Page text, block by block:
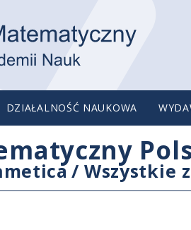
DZIAŁALNOŚĆ NAUKOWA
/ Wszystkie